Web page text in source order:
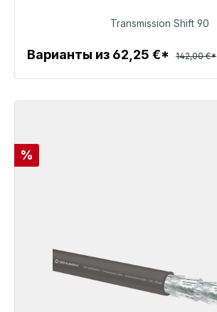
106,50 €
Детали
Transmission Shift 90
Варианты из 62,25 €* 142,00 €*
Скидка
%